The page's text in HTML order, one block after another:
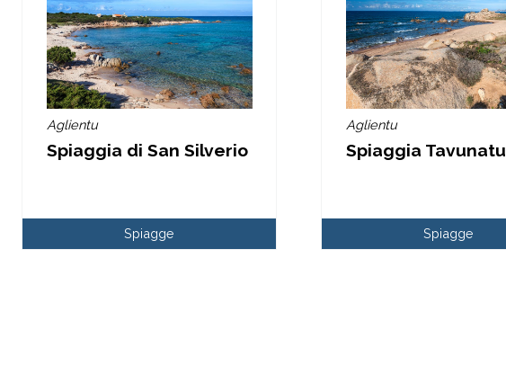
Aglientu
Spiaggia di San Silverio
Spiagge
Aglientu
Spiaggia Tavunatu
Spiagge